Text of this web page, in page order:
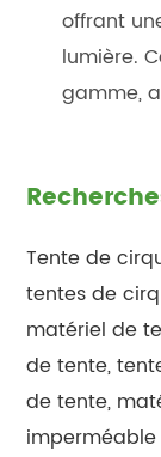
offrant
lumière.
gamme,
Tente de
tentes de
matériel de
de tente,
de tente,